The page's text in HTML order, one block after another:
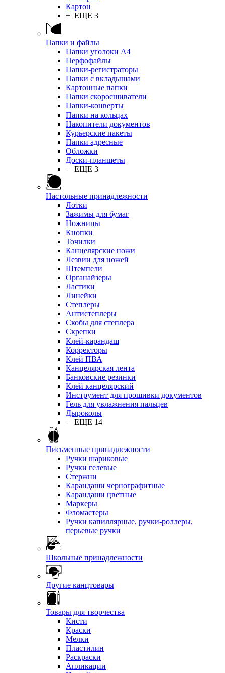
Картон
+ ЕЩЕ 3
Папки и файлы
Папки уголоки А4
Перфофайлы
Папки-регистраторы
Папки с вкладышами
Картонные папки
Папки скоросшиватели
Папки-конверты
Папки на кольцах
Накопители документов
Курьерские пакеты
Папки адресные
Обложки
Доски-планшеты
+ ЕЩЕ 3
Настольные принадлежности
Лотки
Зажимы для бумаг
Ножницы
Кнопки
Точилки
Канцелярские ножи
Лезвии для ножей
Штемпели
Органайзеры
Ластики
Линейки
Степлеры
Антистеплеры
Скобы для степлера
Скрепки
Клей-карандаш
Корректоры
Клей ПВА
Канцелярская лента
Банковские резинки
Клей канцелярский
Инструмент для прошивки документов
Гель для увлажнения пальцев
Дыроколы
+ ЕЩЕ 14
Письменные принадлежности
Ручки шариковые
Ручки гелевые
Стержни
Карандаши чернографитные
Карандаши цветные
Маркеры
Фломастеры
Ручки капиллярные, ручки-роллеры,
перьевые ручки
Школьные принадлежности
Другие канцтовары
Товары для творчества
Кисти
Краски
Мелки
Пластилин
Раскраски
Апликации